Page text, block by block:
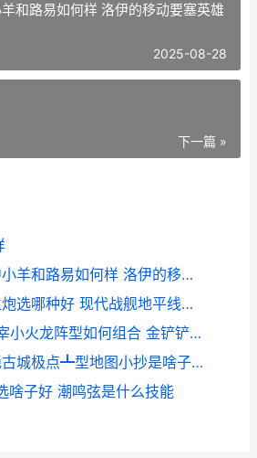
和路易如何样 洛伊的移动要塞英雄
2025-08-28
下一篇 »
洛伊的移动要塞中小羊和路易如何样 洛伊的移动要塞英雄排行
现代战舰地平线主炮选哪种好 现代战舰地平线用什么主炮
金铲铲之战s15主宰小火龙阵型如何组合 金铲铲之战s1阵容合集
超自然行动组精绝古城极点┻型地图小抄是啥子 超自然行动组精绝古城小抄大全免费
啥子好 潮鸣弦是什么技能